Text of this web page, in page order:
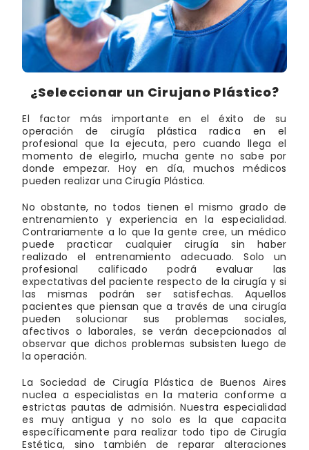
¿Seleccionar un Cirujano Plástico?
El factor más importante en el éxito de su
operación de cirugía plástica radica en el
profesional que la ejecuta, pero cuando llega el
momento de elegirlo, mucha gente no sabe por
donde empezar. Hoy en día, muchos médicos
pueden realizar una Cirugía Plástica.
No obstante, no todos tienen el mismo grado de
entrenamiento y experiencia en la especialidad.
Contrariamente a lo que la gente cree, un médico
puede practicar cualquier cirugía sin haber
realizado el entrenamiento adecuado. Solo un
profesional calificado podrá evaluar las
expectativas del paciente respecto de la cirugía y si
las mismas podrán ser satisfechas. Aquellos
pacientes que piensan que a través de una cirugía
pueden solucionar sus problemas sociales,
afectivos o laborales, se verán decepcionados al
observar que dichos problemas subsisten luego de
la operación.
La Sociedad de Cirugía Plástica de Buenos Aires
nuclea a especialistas en la materia conforme a
estrictas pautas de admisión. Nuestra especialidad
es muy antigua y no solo es la que capacita
específicamente para realizar todo tipo de Cirugía
Estética, sino también de reparar alteraciones